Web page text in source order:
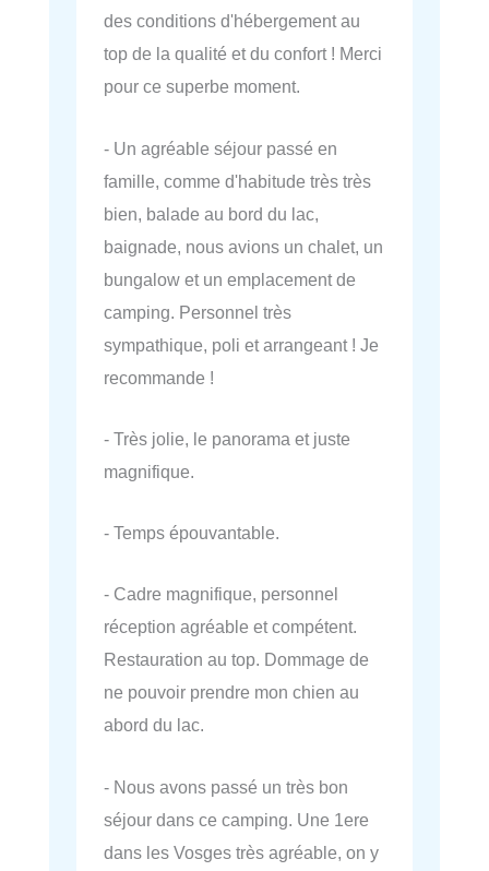
des conditions d'hébergement au
top de la qualité et du confort ! Merci
pour ce superbe moment.
- Un agréable séjour passé en
famille, comme d'habitude très très
bien, balade au bord du lac,
baignade, nous avions un chalet, un
bungalow et un emplacement de
camping. Personnel très
sympathique, poli et arrangeant ! Je
recommande !
- Très jolie, le panorama et juste
magnifique.
- Temps épouvantable.
- Cadre magnifique, personnel
réception agréable et compétent.
Restauration au top. Dommage de
ne pouvoir prendre mon chien au
abord du lac.
- Nous avons passé un très bon
séjour dans ce camping. Une 1ere
dans les Vosges très agréable, on y